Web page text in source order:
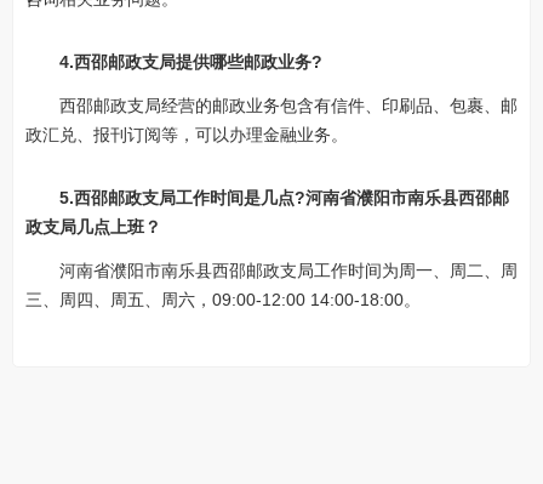
4.西邵邮政支局提供哪些邮政业务?
西邵邮政支局经营的邮政业务包含有信件、印刷品、包裹、邮
政汇兑、报刊订阅等，可以办理金融业务。
5.西邵邮政支局工作时间是几点?河南省濮阳市南乐县西邵邮
政支局几点上班？
河南省濮阳市南乐县西邵邮政支局工作时间为周一、周二、周
三、周四、周五、周六，09:00-12:00 14:00-18:00。